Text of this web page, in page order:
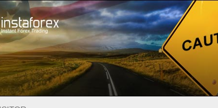
Para Operadores Noticias Forex por InstaForex